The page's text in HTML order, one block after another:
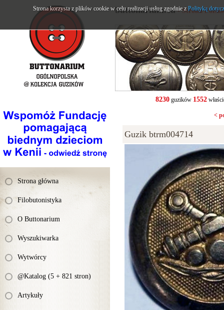
Strona główna
Filobutonistyka
O Buttonarium
Wyszukiwarka
Wytwórcy
@Katalog (5 + 821 stron)
Artykuły
buttonarium.eu- Strona
8230guzików 1552
<
Guzik btrm004714
Strona korzysta z plików cookie w celu realizacji usług zgodnie zPolityką